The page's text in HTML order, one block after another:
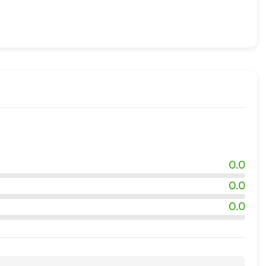
0.0
0.0
0.0